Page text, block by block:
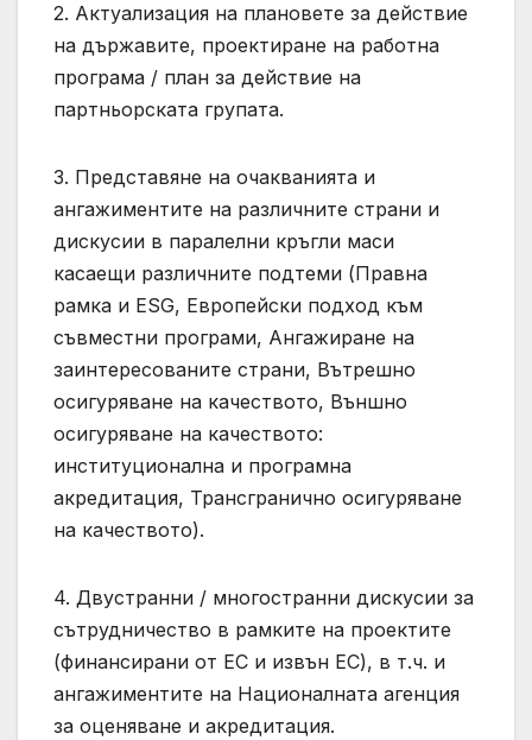
2. Актуализация на плановете за действие
на държавите, проектиране на работна
програма / план за действие на
партньорската групата.
3. Представяне на очакванията и
ангажиментите на различните страни и
дискусии в паралелни кръгли маси
касаещи различните подтеми (Правна
рамка и ESG, Европейски подход към
съвместни програми, Ангажиране на
заинтересованите страни, Вътрешно
осигуряване на качеството, Външно
осигуряване на качеството:
институционална и програмна
акредитация, Трансгранично осигуряване
на качеството).
4. Двустранни / многостранни дискусии за
сътрудничество в рамките на проектите
(финансирани от ЕС и извън ЕС), в т.ч. и
ангажиментите на Националната агенция
за оценяване и акредитация.